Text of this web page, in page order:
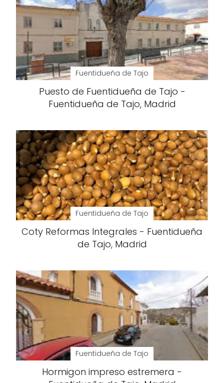
Fuentidueña de Tajo
Puesto de Fuentidueña de Tajo -
Fuentidueña de Tajo, Madrid
Fuentidueña de Tajo
Coty Reformas Integrales - Fuentidueña
de Tajo, Madrid
Fuentidueña de Tajo
Hormigon impreso estremera -